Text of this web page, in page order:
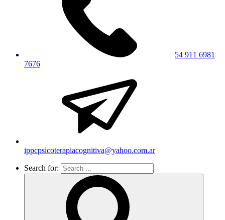
54 911 6981
7676
ippcpsicoterapiacognitiva@yahoo.com.ar
Search for: